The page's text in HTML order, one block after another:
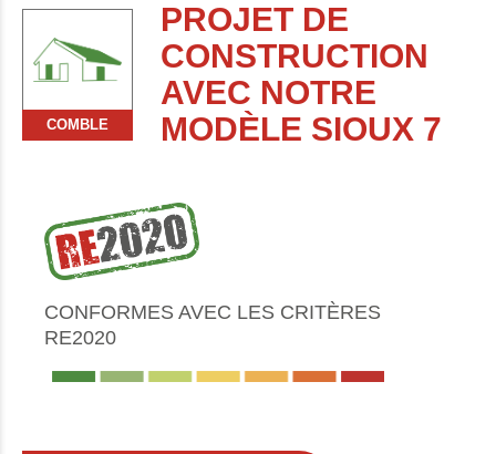
COMBLE
PROJET DE
CONSTRUCTION
AVEC NOTRE
MODÈLE SIOUX 7
CONFORMES AVEC LES CRITÈRES
RE2020